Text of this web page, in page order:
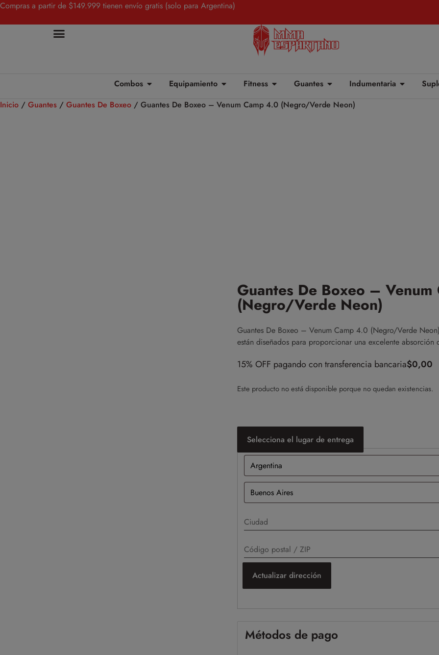
Compras a partir de $149.999 tienen envío gratis (solo para Argentina)
Combos Equipamiento Fitness Guantes Indumentaria
Inicio / Guantes / Guantes De Boxeo / Guantes De Boxeo – Venum Camp 4.0 (Negro/Verde Neon)
Guantes De Boxeo –
(Negro/Verde Neon)
Guantes De Boxeo – Venum Camp 4.0 (Negro/Verde
están diseñados para proporcionar una excelente absorción
15% OFF pagando con transferencia bancaria$0,00
Este producto no está disponible porque no quedan existencias.
Selecciona el lugar de entrega
Actualizar dirección
Métodos de pago